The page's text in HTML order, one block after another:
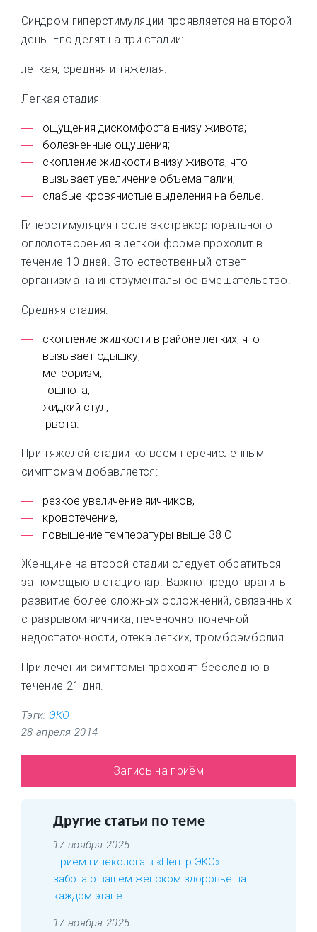
Синдром гиперстимуляции проявляется на второй
день. Его делят на три стадии:
легкая, средняя и тяжелая.
Легкая стадия:
ощущения дискомфорта внизу живота;
болезненные ощущения;
скопление жидкости внизу живота, что
вызывает увеличение объема талии;
слабые кровянистые выделения на белье.
Гиперстимуляция после экстракорпорального
оплодотворения в легкой форме проходит в
течение 10 дней. Это естественный ответ
организма на инструментальное вмешательство.
Средняя стадия:
скопление жидкости в районе лёгких, что
вызывает одышку;
метеоризм,
тошнота,
жидкий стул,
рвота.
При тяжелой стадии ко всем перечисленным
симптомам добавляется:
резкое увеличение яичников,
кровотечение,
повышение температуры выше 38 С
Женщине на второй стадии следует обратиться
за помощью в стационар. Важно предотвратить
развитие более сложных осложнений, связанных
с разрывом яичника, печеночно-почечной
недостаточности, отека легких, тромбоэмболия.
При лечении симптомы проходят бесследно в
течение 21 дня.
Тэги: ЭКО
28 апреля 2014
Запись на приём
Другие статьи по теме
17 ноября 2025
Прием гинеколога в «Центр ЭКО»:
забота о вашем женском здоровье на
каждом этапе
17 ноября 2025